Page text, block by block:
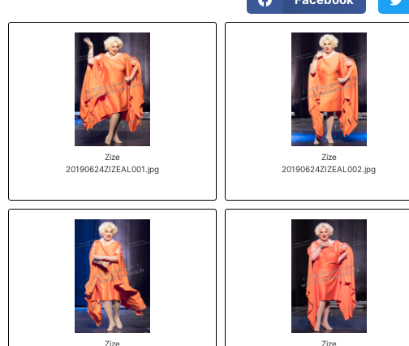
Zize
20190624ZIZEAL001.jpg
Zize
20190624ZIZEAL002.jpg
Zize
Zize